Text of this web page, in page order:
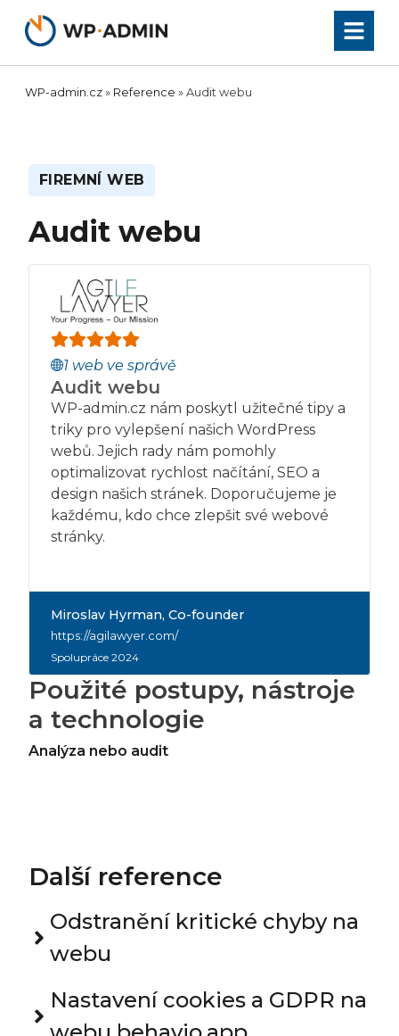
obsah
WP-admin.cz » Reference » Audit webu
FIREMNÍ WEB
Audit webu
1 web ve správě
Audit webu
WP-admin.cz nám poskytl užitečné tipy a
triky pro vylepšení našich WordPress
webů. Jejich rady nám pomohly
optimalizovat rychlost načítání, SEO a
design našich stránek. Doporučujeme je
každému, kdo chce zlepšit své webové
stránky.
Miroslav Hyrman, Co-founder
https://agilawyer.com/
Spolupráce 2024
Použité postupy, nástroje
a technologie
Analýza nebo audit
Další reference
Odstranění kritické chyby na
webu
Nastavení cookies a GDPR na